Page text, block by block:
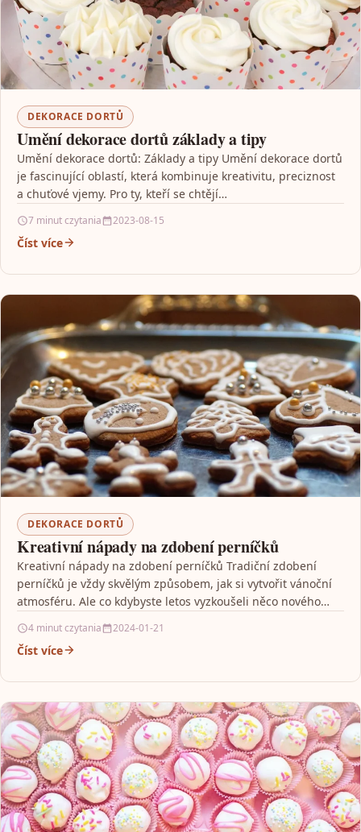
DEKORACE DORTŮ
Umění dekorace dortů základy a tipy
Umění dekorace dortů: Základy a tipy Umění dekorace dortů
je fascinující oblastí, která kombinuje kreativitu, preciznost
a chuťové vjemy. Pro ty, kteří se chtějí…
7 minut czytania 2023-08-15
Číst více
DEKORACE DORTŮ
Kreativní nápady na zdobení perníčků
Kreativní nápady na zdobení perníčků Tradiční zdobení
perníčků je vždy skvělým způsobem, jak si vytvořit vánoční
atmosféru. Ale co kdybyste letos vyzkoušeli něco nového…
4 minut czytania 2024-01-21
Číst více